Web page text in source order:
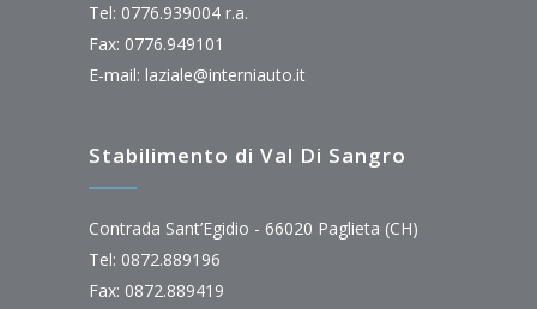
Tel: 0776.939004 r.a.
Fax: 0776.949101
E-mail: laziale@interniauto.it
Stabilimento di Val Di Sangro
Contrada Sant’Egidio - 66020 Paglieta (CH)
Tel: 0872.889196
Fax: 0872.889419